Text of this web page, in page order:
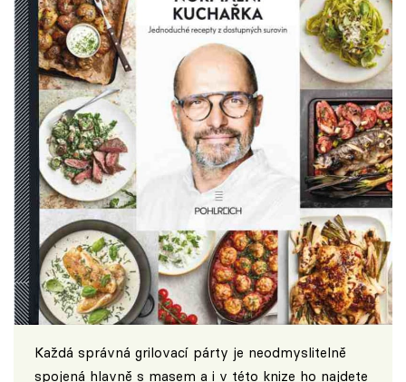
Každá správná grilovací párty je neodmyslitelně
spojená hlavně s masem a i v této knize ho najdete